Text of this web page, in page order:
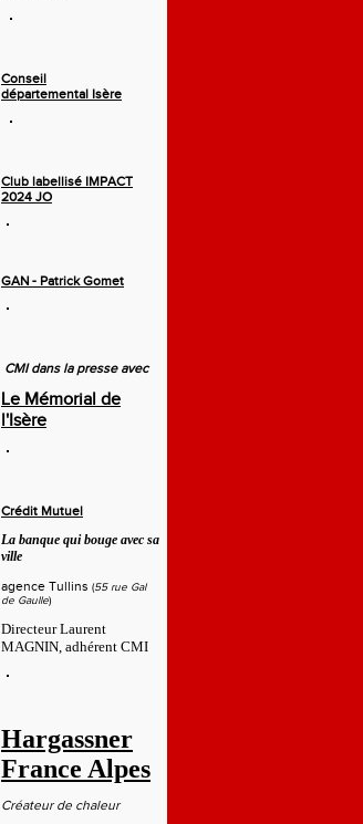
Conseil
départemental Isère
Club labellisé IMPACT
2024 JO
GAN - Patrick Gomet
CMI dans la presse avec
Le Mémorial de
l'Isère
Crédit Mutuel
La banque qui bouge avec sa
ville
agence Tullins (55 rue Gal
de Gaulle)
Directeur Laurent
MAGNIN, adhérent CMI
Hargassner
France Alpes
Créateur de chaleur